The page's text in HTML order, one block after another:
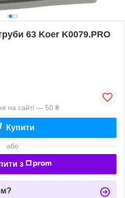
63 Koer K0079.PRO
на сайті — 50 ₴
Купити
або
з